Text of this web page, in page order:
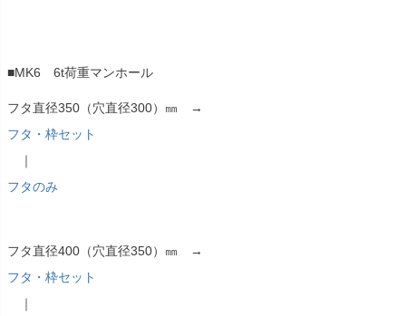
■MK6 6t荷重マンホール
フタ直径350（穴直径300）㎜ →
フタ・枠セット
｜
フタのみ
フタ直径400（穴直径350）㎜ →
フタ・枠セット
｜